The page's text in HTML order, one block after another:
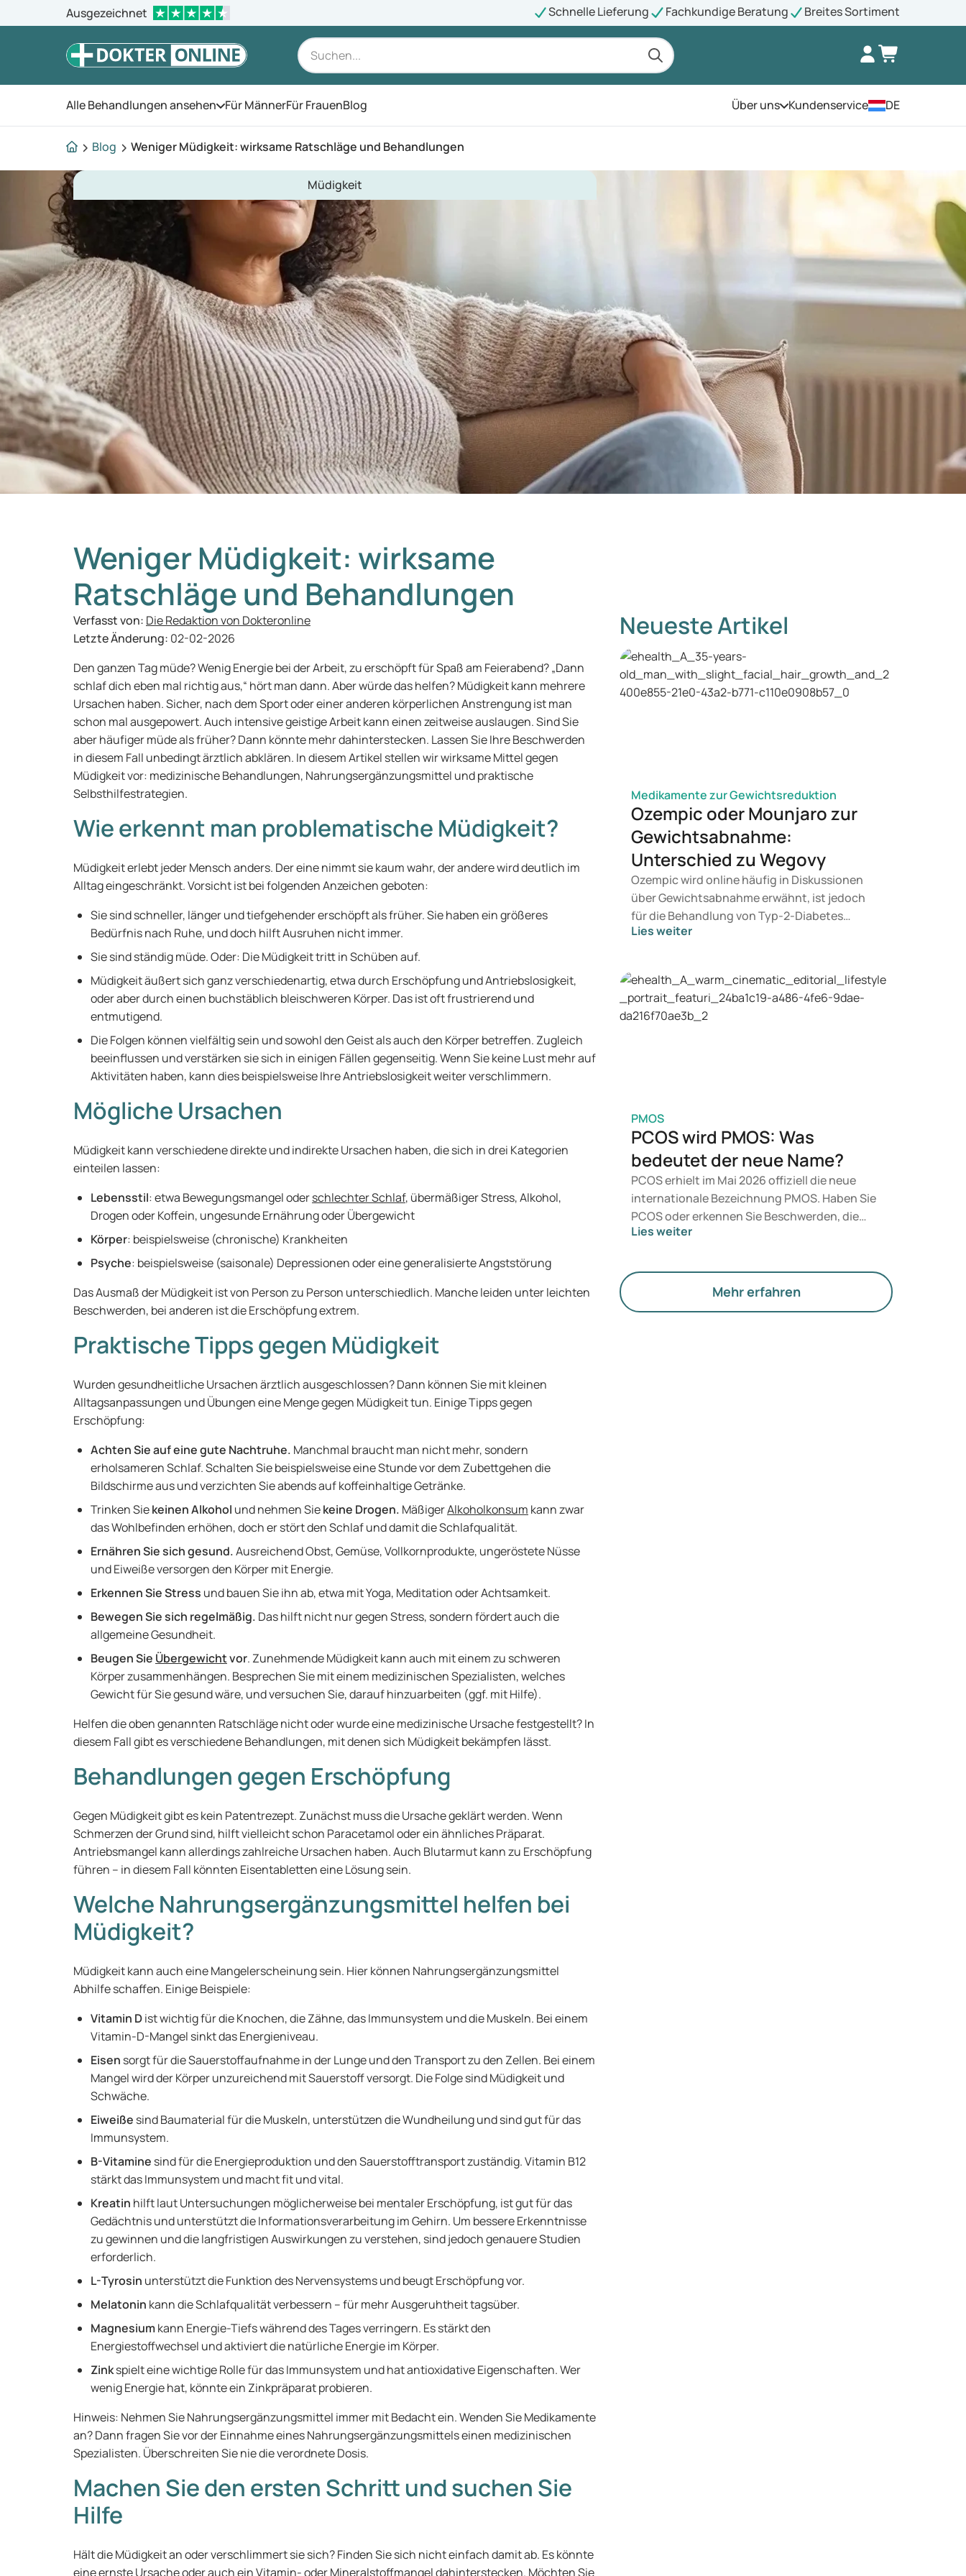
Ausgezeichnet Schnelle Lieferung Fachkundige Beratung Breites Sortiment
Alle Behandlungen ansehen Öffnen Sie das Menü
Für MännerFür FrauenBlog Über unsÖffnen Sie das Menü
Kundenservice DE
Blog Weniger Müdigkeit: wirksame Ratschläge und Behandlungen
Müdigkeit
Weniger Müdigkeit: wirksame
Ratschläge und Behandlungen
Verfasst von: Die Redaktion von Dokteronline
Letzte Änderung: 02-02-2026
Den ganzen Tag müde? Wenig Energie bei der Arbeit, zu erschöpft für Spaß am Feierabend? „Dann
schlaf dich eben mal richtig aus,“ hört man dann. Aber würde das helfen? Müdigkeit kann mehrere
Ursachen haben. Sicher, nach dem Sport oder einer anderen körperlichen Anstrengung ist man
schon mal ausgepowert. Auch intensive geistige Arbeit kann einen zeitweise auslaugen. Sind Sie
aber häufiger müde als früher? Dann könnte mehr dahinterstecken. Lassen Sie Ihre Beschwerden
in diesem Fall unbedingt ärztlich abklären. In diesem Artikel stellen wir wirksame Mittel gegen
Müdigkeit vor: medizinische Behandlungen, Nahrungsergänzungsmittel und praktische
Selbsthilfestrategien.
Wie erkennt man problematische Müdigkeit?
Müdigkeit erlebt jeder Mensch anders. Der eine nimmt sie kaum wahr, der andere wird deutlich im
Alltag eingeschränkt. Vorsicht ist bei folgenden Anzeichen geboten:
Sie sind schneller, länger und tiefgehender erschöpft als früher. Sie haben ein größeres
Bedürfnis nach Ruhe, und doch hilft Ausruhen nicht immer.
Sie sind ständig müde. Oder: Die Müdigkeit tritt in Schüben auf.
Müdigkeit äußert sich ganz verschiedenartig, etwa durch Erschöpfung und Antriebslosigkeit,
oder aber durch einen buchstäblich bleischweren Körper. Das ist oft frustrierend und
entmutigend.
Die Folgen können vielfältig sein und sowohl den Geist als auch den Körper betreffen. Zugleich
beeinflussen und verstärken sie sich in einigen Fällen gegenseitig. Wenn Sie keine Lust mehr auf
Aktivitäten haben, kann dies beispielsweise Ihre Antriebslosigkeit weiter verschlimmern.
Mögliche Ursachen
Müdigkeit kann verschiedene direkte und indirekte Ursachen haben, die sich in drei Kategorien
einteilen lassen:
Lebensstil: etwa Bewegungsmangel oderschlechter Schlaf, übermäßiger Stress, Alkohol,
Drogen oder Koffein, ungesunde Ernährung oder Übergewicht
Körper: beispielsweise (chronische) Krankheiten
Psyche: beispielsweise (saisonale) Depressionen oder eine generalisierte Angststörung
Das Ausmaß der Müdigkeit ist von Person zu Person unterschiedlich. Manche leiden unter leichten
Beschwerden, bei anderen ist die Erschöpfung extrem.
Praktische Tipps gegen Müdigkeit
Wurden gesundheitliche Ursachen ärztlich ausgeschlossen? Dann können Sie mit kleinen
Alltagsanpassungen und Übungen eine Menge gegen Müdigkeit tun. Einige Tipps gegen
Erschöpfung:
Achten Sie auf eine gute Nachtruhe. Manchmal braucht man nicht mehr, sondern
erholsameren Schlaf. Schalten Sie beispielsweise eine Stunde vor dem Zubettgehen die
Bildschirme aus und verzichten Sie abends auf koffeinhaltige Getränke.
Trinken Siekeinen Alkohol und nehmen Siekeine Drogen. MäßigerAlkoholkonsum kann zwar
das Wohlbefinden erhöhen, doch er stört den Schlaf und damit die Schlafqualität.
Ernähren Sie sich gesund.Ausreichend Obst, Gemüse, Vollkornprodukte, ungeröstete Nüsse
und Eiweiße versorgen den Körper mit Energie.
Erkennen Sie Stress und bauen Sie ihn ab, etwa mit Yoga, Meditation oder Achtsamkeit.
Bewegen Sie sich regelmäßig. Das hilft nicht nur gegen Stress, sondern fördert auch die
allgemeine Gesundheit.
Beugen Sie Übergewichtvor. Zunehmende Müdigkeit kann auch mit einem zu schweren
Körper zusammenhängen. Besprechen Sie mit einem medizinischen Spezialisten, welches
Gewicht für Sie gesund wäre, und versuchen Sie, darauf hinzuarbeiten (ggf. mit Hilfe).
Helfen die oben genannten Ratschläge nicht oder wurde eine medizinische Ursache festgestellt? In
diesem Fall gibt es verschiedene Behandlungen, mit denen sich Müdigkeit bekämpfen lässt.
Behandlungen gegen Erschöpfung
Gegen Müdigkeit gibt es kein Patentrezept. Zunächst muss die Ursache geklärt werden. Wenn
Schmerzen der Grund sind, hilft vielleicht schon Paracetamol oder ein ähnliches Präparat.
Antriebsmangel kann allerdings zahlreiche Ursachen haben. Auch Blutarmut kann zu Erschöpfung
führen – in diesem Fall könnten Eisentabletten eine Lösung sein.
Welche Nahrungsergänzungsmittel helfen bei
Müdigkeit?
Müdigkeit kann auch eine Mangelerscheinung sein. Hier können Nahrungsergänzungsmittel
Abhilfe schaffen. Einige Beispiele:
Vitamin Dist wichtig für die Knochen, die Zähne, das Immunsystem und die Muskeln. Bei einem
Vitamin-D-Mangel sinkt das Energieniveau.
Eisen sorgt für die Sauerstoffaufnahme in der Lunge und den Transport zu den Zellen. Bei einem
Mangel wird der Körper unzureichend mit Sauerstoff versorgt. Die Folge sind Müdigkeit und
Schwäche.
Eiweiße sind Baumaterial für die Muskeln, unterstützen die Wundheilung und sind gut für das
Immunsystem.
B-Vitamine sind für die Energieproduktion und den Sauerstofftransport zuständig. Vitamin B12
stärkt das Immunsystem und macht fit und vital.
Kreatin hilft laut Untersuchungen möglicherweise bei mentaler Erschöpfung, ist gut für das
Gedächtnis und unterstützt die Informationsverarbeitung im Gehirn. Um bessere Erkenntnisse
zu gewinnen und die langfristigen Auswirkungen zu verstehen, sind jedoch genauere Studien
erforderlich.
L-Tyrosin unterstützt die Funktion des Nervensystems und beugt Erschöpfung vor.
Melatonin kann die Schlafqualität verbessern – für mehr Ausgeruhtheit tagsüber.
Magnesiumkann Energie-Tiefs während des Tages verringern. Es stärkt den
Energiestoffwechsel und aktiviert die natürliche Energie im Körper.
Zinkspielt eine wichtige Rolle für das Immunsystem und hat antioxidative Eigenschaften. Wer
wenig Energie hat, könnte ein Zinkpräparat probieren.
Hinweis: Nehmen Sie Nahrungsergänzungsmittel immer mit Bedacht ein. Wenden Sie Medikamente
an? Dann fragen Sie vor der Einnahme eines Nahrungsergänzungsmittels einen medizinischen
Spezialisten. Überschreiten Sie nie die verordnete Dosis.
Machen Sie den ersten Schritt und suchen Sie
Hilfe
Hält die Müdigkeit an oder verschlimmert sie sich? Finden Sie sich nicht einfach damit ab. Es könnte
eine ernste Ursache oder auch ein Vitamin- oder Mineralstoffmangel dahinterstecken. Möchten Sie
Neueste Artikel
Medikamente zur Gewichtsreduktion
Ozempic oder Mounjaro zur
Gewichtsabnahme:
Unterschied zu Wegovy
Ozempic wird online häufig in Diskussionen
über Gewichtsabnahme erwähnt, ist jedoch
für die Behandlung von Typ-2-Diabetes
vorgesehen. Wenn Sie eine Therapie zur
Betracht. Welche Behandlung für Sie geeignet
ist, entscheidet ein Arzt auf Grundlage Ihrer
Gesundheit, Ihres BMI und Ihres
Lies weiter
PMOS
PCOS wird PMOS: Was
bedeutet der neue Name?
PCOS erhielt im Mai 2026 offiziell die neue
internationale Bezeichnung PMOS. Haben Sie
PCOS oder erkennen Sie Beschwerden, die
darauf hindeuten könnten? Medizinisch
legt jedoch mehr Gewicht auf Hormone, den
Stoffwechsel und die Funktion der Eierstöcke.
Lies weiter
Mehr erfahren